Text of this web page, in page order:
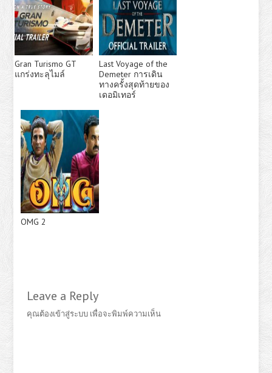
Gran Turismo GT
แกร่งทะลุไมล์
Last Voyage of the
Demeter การเดิน
ทางครั้งสุดท้ายของ
เดอมิเทอร์
OMG 2
Leave a Reply
คุณต้องเข้าสู่ระบบ เพื่อจะพิมพ์ความเห็น